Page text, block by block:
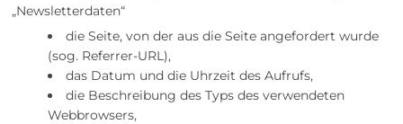
„Newsletterdaten“
die Seite, von der aus die Seite angefordert wurde
(sog. Referrer-URL),
das Datum und die Uhrzeit des Aufrufs,
die Beschreibung des Typs des verwendeten
Webbrowsers,